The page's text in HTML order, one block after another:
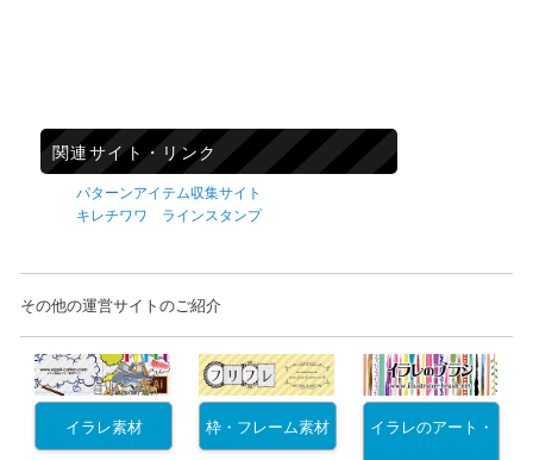
関連サイト・リンク
パターンアイテム収集サイト
キレチワワ ラインスタンプ
その他の運営サイトのご紹介
イラレ素材 枠・フレーム素材 イラレのアート・